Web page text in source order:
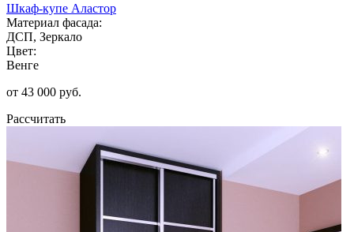
Шкаф-купе Аластор
Материал фасада:
ДСП, Зеркало
Цвет:
Венге
от 43 000 руб.
Рассчитать